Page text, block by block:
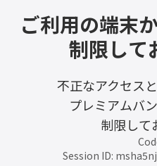
ご利用の端末
制限して
不正なアクセス
プレミアムバ
制限して
Session ID: